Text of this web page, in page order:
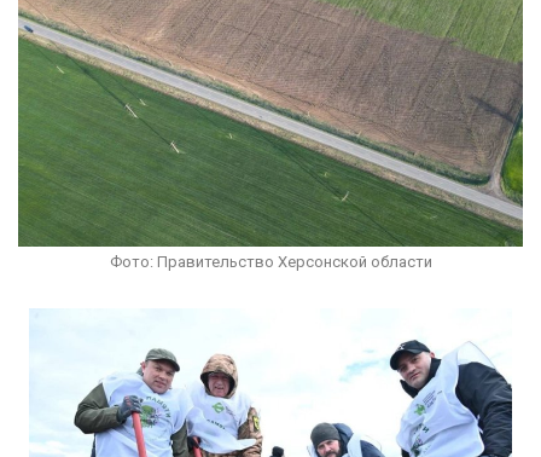
Фото: Правительство Херсонской области